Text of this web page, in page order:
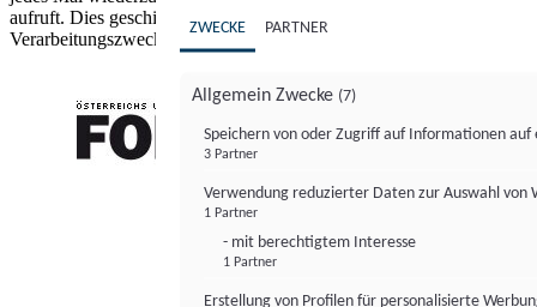
aufruft. Dies geschieht für einen oder mehrere der hier aufgeführten
Verarbeitungszwecke.
ZWECKE PARTNER
Allgemein Zwecke (7)
Speichern von oder Zugriff auf Informationen auf
3 Partner
Verwendung reduzierter Daten zur Auswahl von
1 Partner
- mit berechtigtem Interesse
1 Partner
Erstellung von Profilen für personalisierte
FONDS professionell